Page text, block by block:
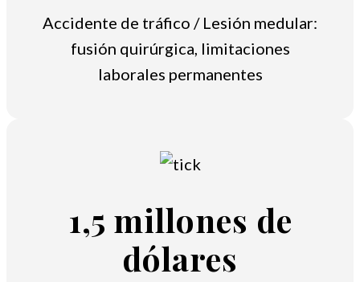
Accidente de tráfico / Lesión medular:
fusión quirúrgica, limitaciones
laborales permanentes
1,5 millones de
dólares